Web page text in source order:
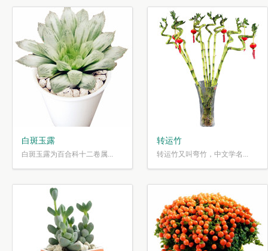
白斑玉露
白斑玉露为百合科十二卷属...
转运竹
转运竹又叫弯竹，中文学名...